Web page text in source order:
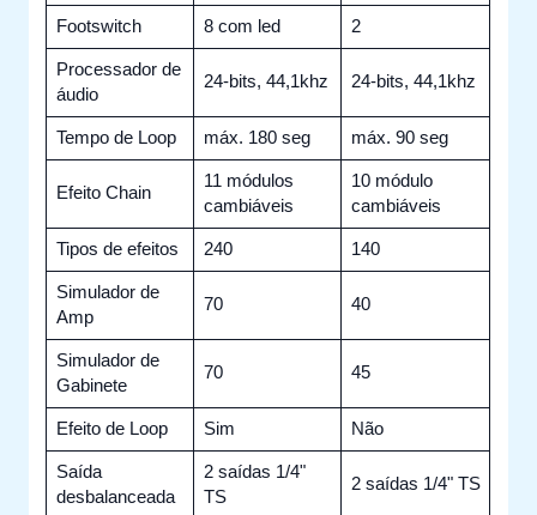
Footswitch 8 com led 2
Processador de
áudio
24-bits, 44,1khz 24-bits, 44,1khz
Tempo de Loop máx. 180 seg máx. 90 seg
Efeito Chain
11 módulos
cambiáveis
10 módulo
cambiáveis
Tipos de efeitos 240 140
Simulador de
Amp
70 40
Simulador de
Gabinete
70 45
Efeito de Loop Sim Não
Saída
desbalanceada
2 saídas 1/4"
TS
2 saídas 1/4" TS